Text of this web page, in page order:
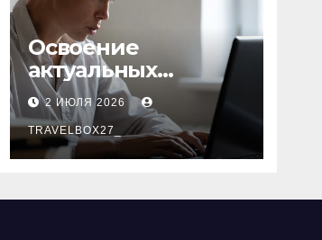
Освоение
актуальных
специальностей в
дистанционном
формате
2 ИЮЛЯ 2026
TRAVELBOX27_